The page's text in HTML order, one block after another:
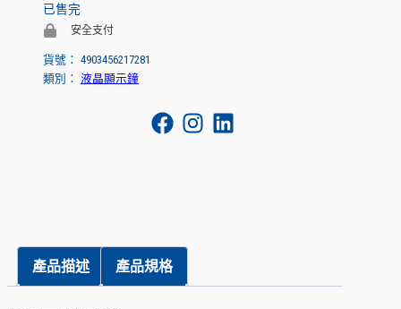
已售完
安全支付
貨號： 4903456217281
類別： 液晶顯示鐘
產品描述 產品規格